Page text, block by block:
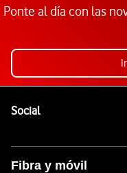
Ponte al día con las
SocialEnlaces a las
Fibra y móvil